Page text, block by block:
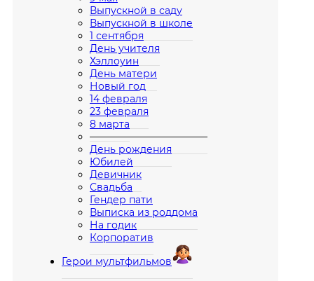
Выпускной в саду
Выпускной в школе
1 сентября
День учителя
Хэллоуин
День матери
Новый год
14 февраля
23 февраля
8 марта
————————————
День рождения
Юбилей
Девичник
Свадьба
Гендер пати
Выписка из роддома
На годик
Корпоратив
Герои мультфильмов